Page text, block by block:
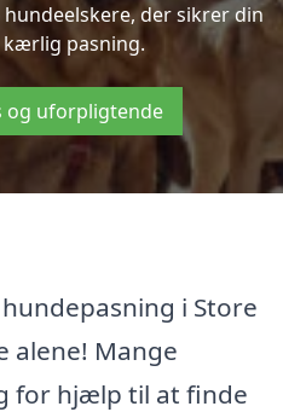
der sikrer din
pasning.
og uforpligtende
i Store
alene! Mange
for hjælp til at finde